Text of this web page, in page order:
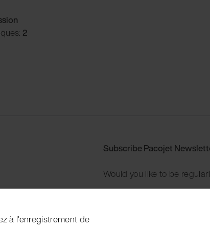
2
Subscribe Pacojet
Would you like to be
à l'enregistrement de